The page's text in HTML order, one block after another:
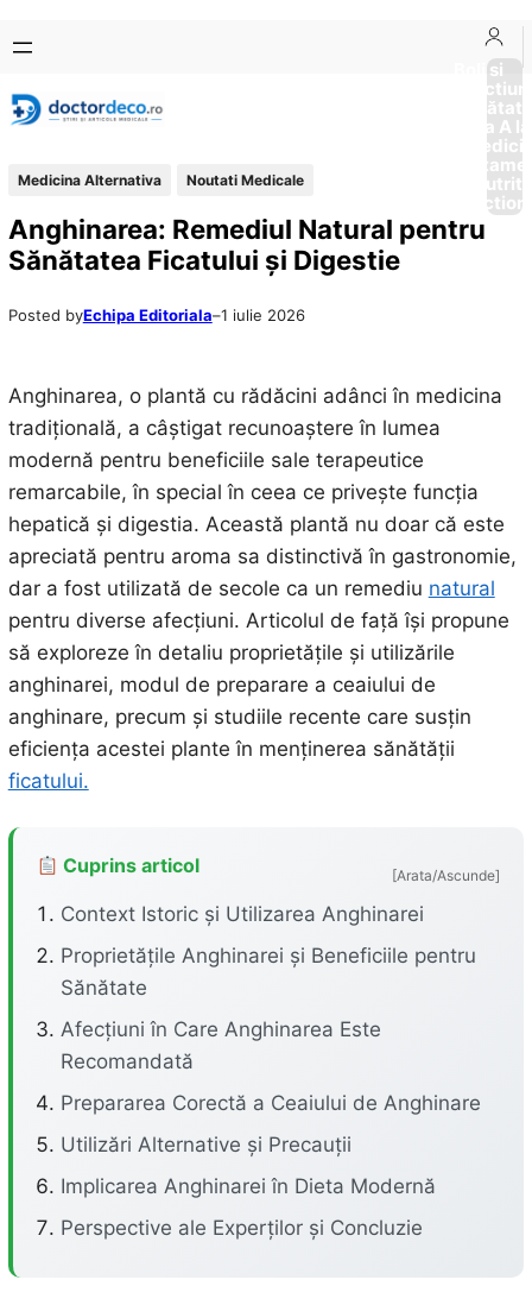
conținut
content
Boli si
Afectiuni
Sănătate
de la A
Medicina Alternativa Noutati Medicale
Anghinarea: Remediul Natural pentru
Sănătatea Ficatului și Digestie
Posted byEchipa Editoriala–1 iulie 2026
Anghinarea, o plantă cu rădăcini adânci în medicina
tradițională, a câștigat recunoaștere în lumea
modernă pentru beneficiile sale terapeutice
remarcabile, în special în ceea ce privește funcția
hepatică și digestia. Această plantă nu doar că este
apreciată pentru aroma sa distinctivă în gastronomie,
dar a fost utilizată de secole ca un remediu natural
pentru diverse afecțiuni. Articolul de față își propune
să exploreze în detaliu proprietățile și utilizările
anghinarei, modul de preparare a ceaiului de
anghinare, precum și studiile recente care susțin
eficiența acestei plante în menținerea sănătății
ficatului.
Cuprins articol [Arata/Ascunde]
Context Istoric și Utilizarea Anghinarei
Proprietățile Anghinarei și Beneficiile pentru
Sănătate
Afecțiuni în Care Anghinarea Este
Recomandată
Prepararea Corectă a Ceaiului de Anghinare
Utilizări Alternative și Precauții
Implicarea Anghinarei în Dieta Modernă
Perspective ale Experților și Concluzie